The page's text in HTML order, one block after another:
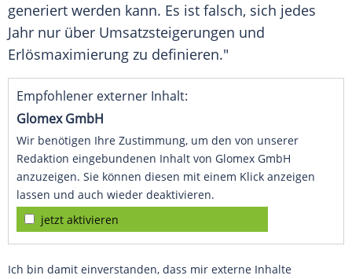
generiert werden kann. Es ist falsch, sich jedes
Jahr nur über Umsatzsteigerungen und
Erlösmaximierung zu definieren."
Empfohlener externer Inhalt:
Glomex GmbH
Wir benötigen Ihre Zustimmung, um den von unserer
Redaktion eingebundenen Inhalt von Glomex GmbH
anzuzeigen. Sie können diesen mit einem Klick anzeigen
lassen und auch wieder deaktivieren.
jetzt aktivieren
Ich bin damit einverstanden, dass mir externe Inhalte